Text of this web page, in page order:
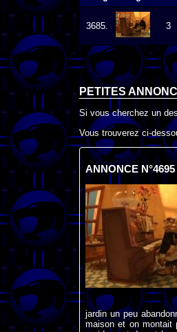
3685. 3
PETITES
Si vous cherchez un
Vous trouverez ci-
ANNONCE
jardin un peu
maison et on montait